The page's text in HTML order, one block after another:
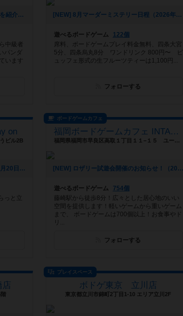
[NEW] みんなの思い出「足跡カード」を紹介（2026年08月01日 18時17分）
中級者
パンダ
います
[NEW] 8月マーダーミステリー日程（2026年07月27日 19時24分）
遊べるボードゲーム
122個
席料、ボードゲームプレイ料金無料、四条大宮
5分、四条烏丸8分 ワンドリンク 800円〜 ビ
ュッフェ形式の生フルーツティーは1,100円...
フォローする
on
ビル2B
[NEW] 8月カレンダーです（2026年07月20日 21時16分）
っと立
ボードゲームカフェ
福岡ボードゲームカフェ INTALES Cafe
福岡県福岡市早良区高取１丁目１１−１５ ユーテラス高取
[NEW] ロザリー試遊会開催のお知らせ！（2026年06月23日 05時02分）
遊べるボードゲーム
754個
藤崎駅から徒歩8分！広々とした居心地のいい
空間を提供します！軽いゲームから重いゲーム
まで、 ボードゲームは700個以上！お食事やド
リ...
フォローする
店
プレイスペース
ボドゲ東京 立川店
東京都立川市錦町2丁目1-10 エリア立川2F